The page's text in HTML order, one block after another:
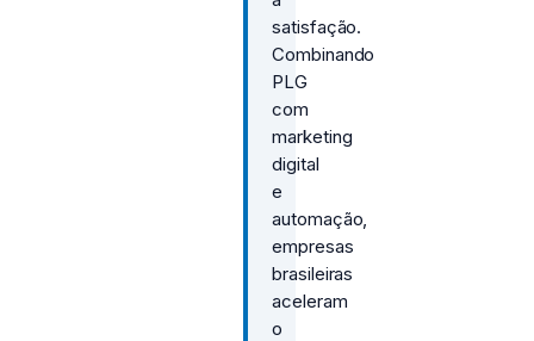
satisfação.
Combinando
PLG
com
marketing
digital
e
automação,
empresas
brasileiras
aceleram
o